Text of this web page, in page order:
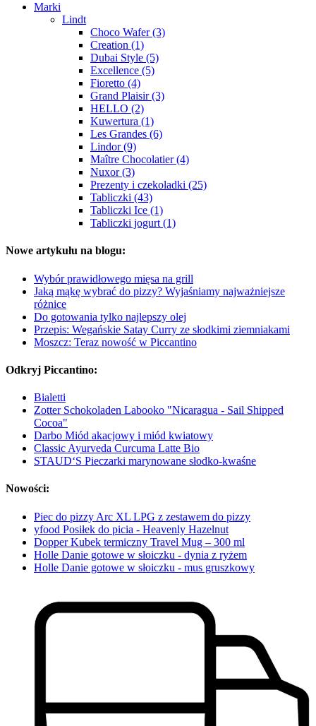
Marki
Lindt
Choco Wafer (3)
Creation (1)
Dubai Style (5)
Excellence (5)
Fioretto (4)
Grand Plaisir (3)
HELLO (2)
Kuwertura (1)
Les Grandes (6)
Lindor (9)
Maître Chocolatier (4)
Nuxor (3)
Prezenty i czekoladki (25)
Tabliczki (43)
Tabliczki Ice (1)
Tabliczki jogurt (1)
Nowe artykułu na blogu:
Wybór prawidłowego mięsa na grill
Jaką mąkę wybrać do pizzy? Wyjaśniamy najważniejsze
różnice
Do gotowania tylko najlepszy olej
Przepis: Wegańskie Satay Curry ze słodkimi ziemniakami
Moszcz: Teraz nowość w Piccantino
Odkryj Piccantino:
Bialetti
Zotter Schokoladen Labooko "Nicaragua - Sail Shipped
Cocoa"
Darbo Miód akacjowy i miód kwiatowy
Classic Ayurveda Curcuma Latte Bio
STAUD‘S Pieczarki marynowane słodko-kwaśne
Nowości:
Piec do pizzy Arc XL LPG z zestawem do pizzy
yfood Posiłek do picia - Heavenly Hazelnut
Dopper Kubek termiczny Travel Mug – 300 ml
Holle Danie gotowe w słoiczku - dynia z ryżem
Holle Danie gotowe w słoiczku - mus gruszkowy